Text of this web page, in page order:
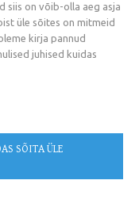
siis on võib-olla aeg asja
üle sõites on mitmeid
kirja pannud
juhised kuidas
SÕITA ÜLE